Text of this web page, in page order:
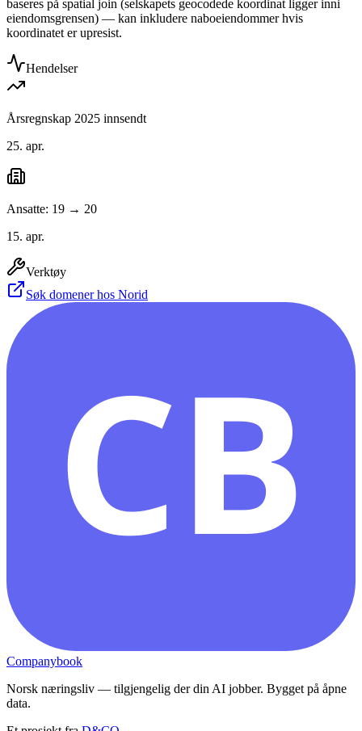
baseres på spatial join (selskapets geocodede koordinat ligger inni
eiendomsgrensen) — kan inkludere naboeiendommer hvis
koordinatet er upresist.
Hendelser
Årsregnskap 2025 innsendt
25. apr.
Ansatte: 19 → 20
15. apr.
Verktøy
Søk domener hos Norid
CB
Companybook
Norsk næringsliv — tilgjengelig der din AI jobber. Bygget på åpne
data.